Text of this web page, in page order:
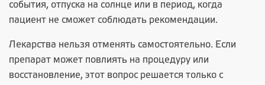
события, отпуска на солнце или в период, когда
пациент не сможет соблюдать рекомендации.
Лекарства нельзя отменять самостоятельно. Если
препарат может повлиять на процедуру или
восстановление, этот вопрос решается только с